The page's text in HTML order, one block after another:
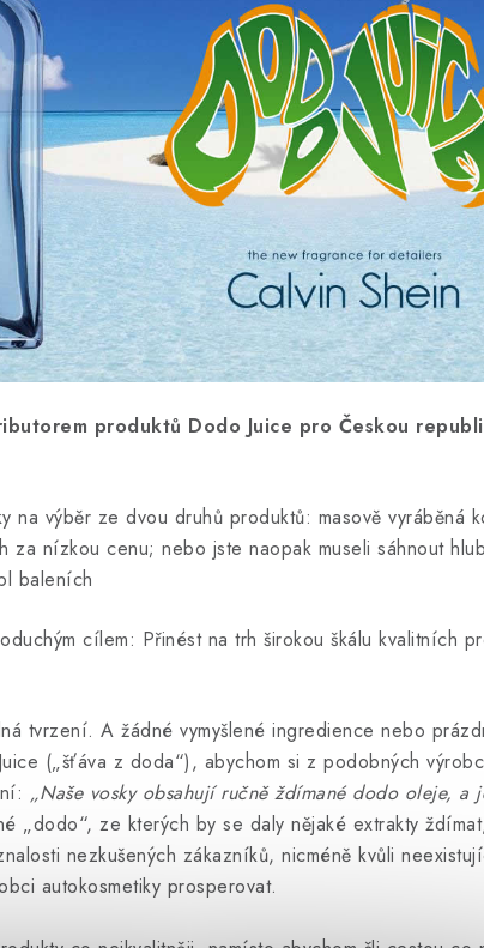
produktů Dodo Juice pro Českou
výběr ze dvou druhů produktů: masově vyráběná
za nízkou cenu; nebo jste naopak museli sáhnout
baleních
cílem: Přinést na trh širokou škálu kvalitních
tvrzení. A žádné vymyšlené ingredience nebo
(„šťáva z doda“), abychom si z podobných
„Naše vosky obsahují ručně ždímané dodo oleje, a
„dodo“, ze kterých by se daly nějaké extrakty
nezkušených zákazníků, nicméně kvůli
autokosmetiky prosperovat.